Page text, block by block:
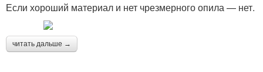
Если хороший материал и нет чрезмерного опила — нет.
читать дальше →